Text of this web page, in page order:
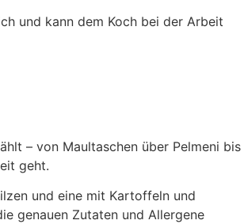
und kann dem Koch bei der Arbeit
– von Maultaschen über Pelmeni bis
geht.
und eine mit Kartoffeln und
genauen Zutaten und Allergene